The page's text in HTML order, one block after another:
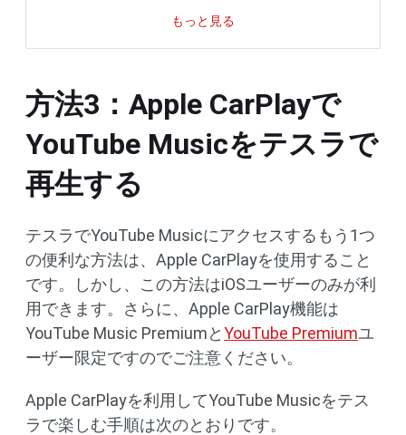
もっと見る
方法3：Apple CarPlayで
YouTube Musicをテスラで
再生する
テスラでYouTube Musicにアクセスするもう1つ
の便利な方法は、Apple CarPlayを使用すること
です。しかし、この方法はiOSユーザーのみが利
用できます。さらに、Apple CarPlay機能は
YouTube Music PremiumとYouTube Premiumユ
ーザー限定ですのでご注意ください。
Apple CarPlayを利用してYouTube Musicをテス
ラで楽しむ手順は次のとおりです。